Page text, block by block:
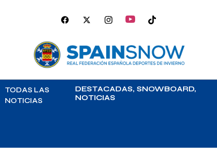
TODAS LAS
NOTICIAS
DESTACADAS,SNOWBOARD,
NOTICIAS